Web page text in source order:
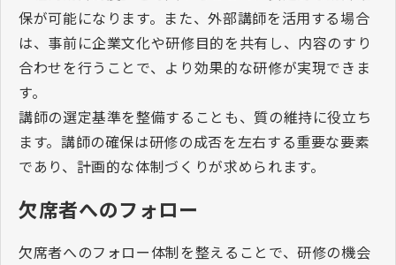
保が可能になります。また、外部講師を活用する場合
は、事前に企業文化や研修目的を共有し、内容のすり
合わせを行うことで、より効果的な研修が実現できま
す。
講師の選定基準を整備することも、質の維持に役立ち
ます。講師の確保は研修の成否を左右する重要な要素
であり、計画的な体制づくりが求められます。
欠席者へのフォロー
欠席者へのフォロー体制を整えることで、研修の機会